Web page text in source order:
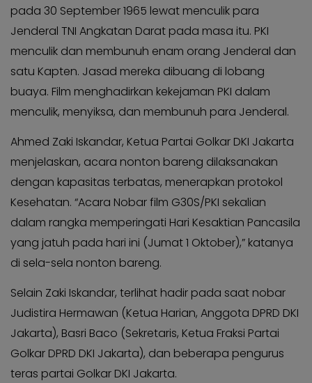
Kabar
Photo
KABAR
KADER
pada 30 September 1965 lewat menculik para
Jenderal TNI Angkatan Darat pada masa itu. PKI
menculik dan membunuh enam orang Jenderal dan
satu Kapten. Jasad mereka dibuang di lobang
buaya. Film menghadirkan kekejaman PKI dalam
menculik, menyiksa, dan membunuh para Jenderal.
Ahmed Zaki Iskandar, Ketua Partai Golkar DKI Jakarta
menjelaskan, acara nonton bareng dilaksanakan
dengan kapasitas terbatas, menerapkan protokol
Kesehatan. “Acara Nobar film G30S/PKI sekalian
dalam rangka memperingati Hari Kesaktian Pancasila
yang jatuh pada hari ini (Jumat 1 Oktober),” katanya
di sela-sela nonton bareng.
Selain Zaki Iskandar, terlihat hadir pada saat nobar
Judistira Hermawan (Ketua Harian, Anggota DPRD DKI
Jakarta), Basri Baco (Sekretaris, Ketua Fraksi Partai
Golkar DPRD DKI Jakarta), dan beberapa pengurus
teras partai Golkar DKI Jakarta.